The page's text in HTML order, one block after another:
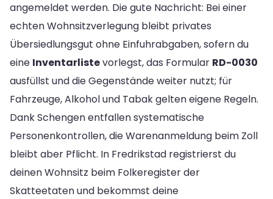
angemeldet werden. Die gute Nachricht: Bei einer
echten Wohnsitzverlegung bleibt privates
Übersiedlungsgut ohne Einfuhrabgaben, sofern du
eine Inventarlistevorlegst, das Formular RD-0030
ausfüllst und die Gegenstände weiter nutzt; für
Fahrzeuge, Alkohol und Tabak gelten eigene Regeln.
Dank Schengen entfallen systematische
Personenkontrollen, die Warenanmeldung beim Zoll
bleibt aber Pflicht. In Fredrikstad registrierst du
deinen Wohnsitz beim Folkeregister der
Skatteetaten und bekommst deine